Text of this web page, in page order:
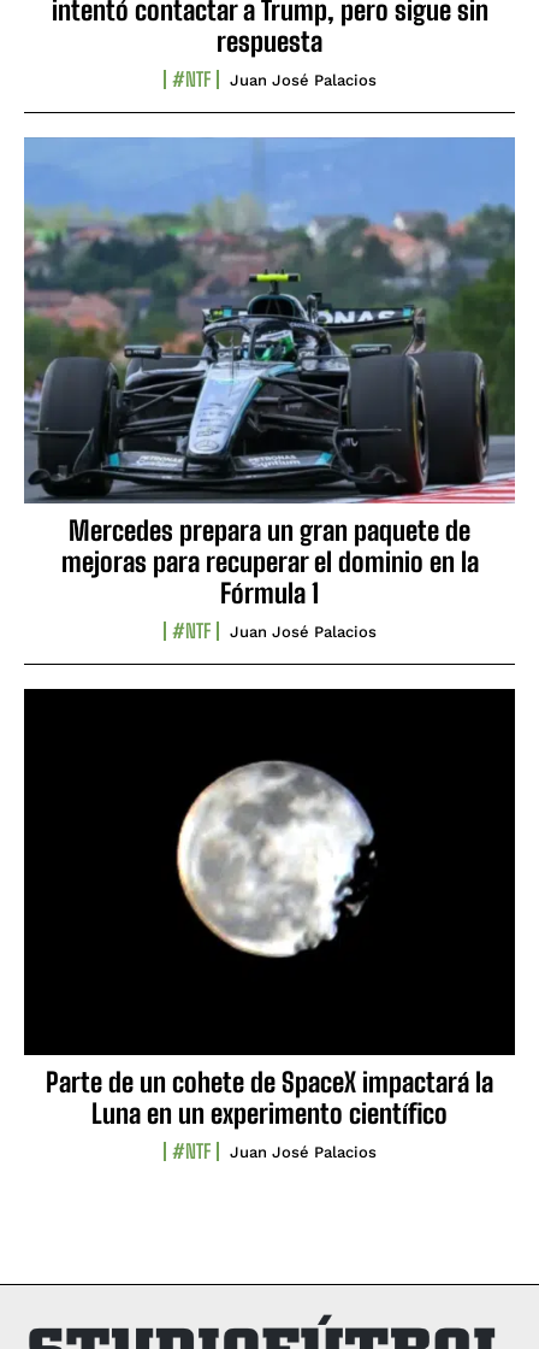
intentó contactar a Trump, pero sigue sin
respuesta
#NTF Juan José Palacios
Mercedes prepara un gran paquete de
mejoras para recuperar el dominio en la
Fórmula 1
#NTF Juan José Palacios
Parte de un cohete de SpaceX impactará la
Luna en un experimento científico
#NTF Juan José Palacios